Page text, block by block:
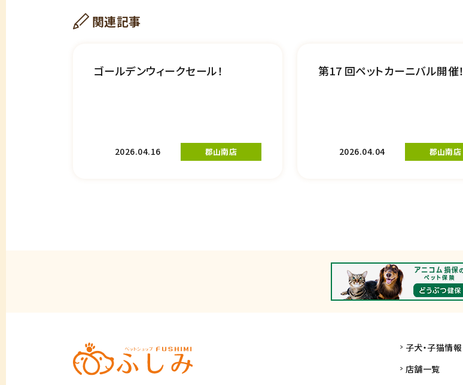
関連記事
ゴールデンウィークセール！
2026.04.16 郡山南店
第17 回ペットカーニバル開催！
2026.04.04 郡山南店
子犬・子猫情報
店舗一覧